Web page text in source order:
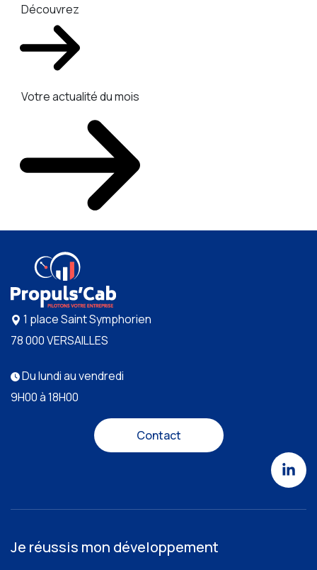
Découvrez
Votre actualité du mois
1 place Saint Symphorien
78 000 VERSAILLES
Du lundi au vendredi
9H00 à 18H00
Contact
Je réussis mon développement